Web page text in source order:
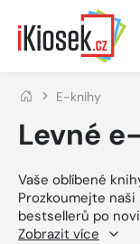
Přejít na hlavní obsah
E-knihy
Levné
Vaše oblíbené
Prozkoumejte
bestsellerů po
Zobrazit více